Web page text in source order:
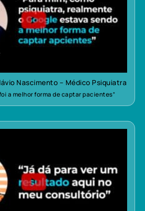
Nascimento – Médico Psiquiatra
a melhor forma de captar pacientes”